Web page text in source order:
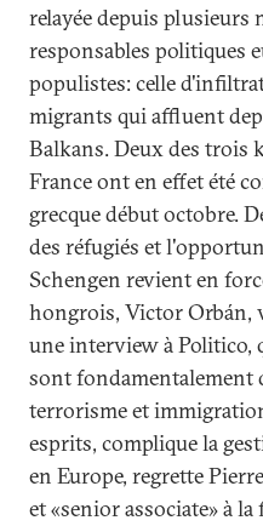
relayée depuis plusieurs
responsables politiques
populistes: celle
migrants qui affluent
Balkans. Deux des trois
France ont en effet été
grecque début octobre.
des réfugiés et
Schengen revient en
hongrois, Victor Orbán,
une interview à Politico,
sont fondamentalement
terrorisme et
esprits, complique la
en Europe, regrette
et «senior associate» à